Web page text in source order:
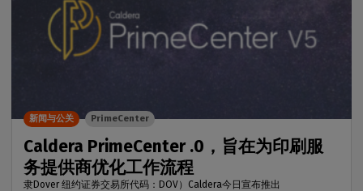
Caldera PrimeCenter .0，旨在为印刷服
务提供商优化工作流程
隶Dover 纽约证券交易所代码：DOV）Caldera今日宣布推出
新闻与公关 PrimeCenter